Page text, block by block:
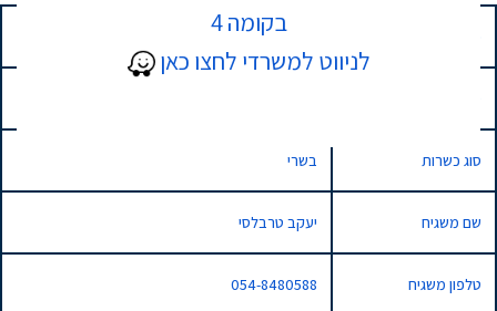
בקומה 4
לניווט למשרדי לחצו כאן
3 המחקר, נתניה, Israel
סוג כשרות בשרי
שם משגיח יעקב טרבלסי
טלפון משגיח 054-8480588